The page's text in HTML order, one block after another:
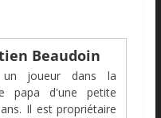
Beaudoin
un joueur dans la
papa d'une petite
Il est propriétaire